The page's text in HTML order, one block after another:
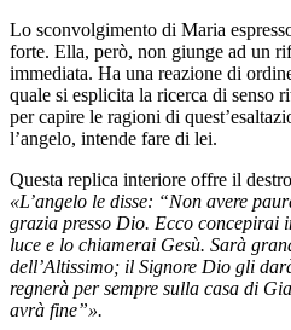
Lo sconvolgimento di Maria
forte. Ella, però, non giunge ad un
immediata. Ha una reazione di
quale si esplicita la ricerca di senso
per capire le ragioni di
l’angelo, intende fare di lei.
Questa replica interiore offre il
«L’angelo le disse: “Non avere
grazia presso Dio. Ecco concepirai
luce e lo chiamerai Gesù. Sarà
dell’Altissimo; il Signore Dio gli
regnerà per sempre sulla casa di
avrà fine”».